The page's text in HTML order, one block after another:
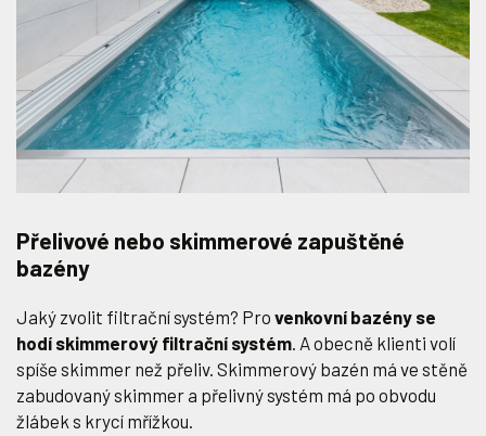
Přelivové nebo skimmerové zapuštěné
bazény
Jaký zvolit filtrační systém? Pro venkovní bazény se
hodí skimmerový filtrační systém . A obecně klienti volí
spíše skimmer než přeliv. Skimmerový bazén má ve stěně
zabudovaný skimmer a přelivný systém má po obvodu
žlábek s krycí mřížkou.